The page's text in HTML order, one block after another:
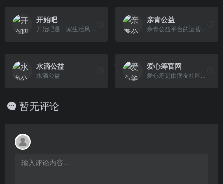
开始吧
开始吧是一家生活风格型消费投资平台，总部位于厦门，2015年3月正式上线。开始吧倡导一种崭新的报复平庸的生活方式，专注于消费升级领域的线下商业头部内容，并为其提供优质的金融解决方案以及涵盖行业上下游的综合服务。
亲青公益
亲青公益平台的运营主体是中国青基会，依靠健全的组织机构、完善的内部制度、规范的运作程序、卓越的社会公信度、良好的社会形象，中国青基会获得党和政府的 充分肯定和社会公众的广泛认可，在行业内具有很好的信用评价。 亲青公益平台严格按照民政部《慈善组织互联网公开募捐信息平台基本技术规范》和《慈善组织互联网公开募捐信息平台基本管理 规范》开发建设。 亲青公益平台制定了五大功能定位和五大主要特色，实现对捐赠人、受助人和慈善组织的有效赋能，围绕平台建立良性的公益生态圈。面向公众，提高公益参与度，维护参与者的 合法权益，保障公开募捐健康有序运行；面向公募慈善组织，搭建发布各类合法公益众筹项目的平台，并提供规范化项目管理经验；面向非公募慈善组织，为其与公募慈善组织建立桥梁，同时有序引导个人与公募慈善组织对接。
水滴公益
水滴公益
爱心筹官网
爱心筹是由病友社区慢友帮推出的医疗筹款求助平台，已帮近60万大病家庭筹到救命钱，1对1筹款顾问电话指导让您轻松筹款，到账快速！
暂无评论